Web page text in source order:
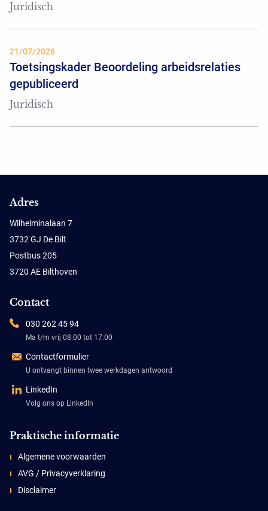
Juridisch
21/07/2026
Toetsingskader Beoordeling arbeidsrelaties
gepubliceerd
Juridisch
Adres
Wilhelminalaan 7
3732 GJ De Bilt
Postbus 205
3720 AE Bilthoven
Contact
030 262 45 94
Ma t/m vrij 08:00 tot 17:00
Contactformulier
U ontvangt binnen twee werkdagen antwoord
LinkedIn
Volg ons op LinkedIn
Praktische informatie
Algemene voorwaarden
AVG / Privacyverklaring
Disclaimer